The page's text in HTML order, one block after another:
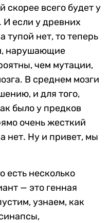
скорее всего будет у
И если у древних
нет, то теперь
нарушающие
чем мутации,
В среднем мозги
и для того,
было у предков
очень жесткий
нет. Ну и привет, мы
есть несколько
— это генная
узнаем, как